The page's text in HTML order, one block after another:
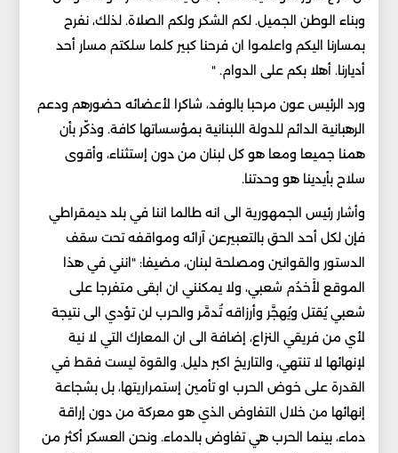
وبناء الوطن الجميل. لكم الشكر ولكم الصلاة. لذلك، نفرح
بمسارنا اليكم واعلموا ان فرحنا كبير كلما سلكتم مسار أحد
أديارنا. أهلا بكم على الدوام. "
ورد الرئيس عون مرحبا بالوفد، شاكرا لأعضائه حضورهم ودعم
الرهبانية الدائم للدولة اللبنانية بمؤسساتها كافة. وذكّر بأن
همنا جميعا ومعا هو كل لبنان من دون إستثناء، وأقوى
سلاح بأيدينا هو وحدتنا.
وأشار رئيس الجمهورية الى انه طالما اننا في بلد ديمقراطي
فإن لكل أحد الحق بالتعبيرعن آرائه ومواقفه تحت سقف
الدستور والقوانين ومصلحة لبنان، مضيفا: "انني في هذا
الموقع لأَخدُم شعبي، ولا يمكنني ان ابقى متفرجا على
شعبي يُقتل ويُهجَّر وأرزاقه تُدمَّر والحرب لن تؤدي الى نتيجة
لأي من فريقي النزاع، إضافة الى ان المعارك التي لا نية
لإنهائها لا تنتهي، والتاريخ اكبر دليل. والقوة ليست فقط في
القدرة على خوض الحرب او تأمين إستمراريتها، بل بشجاعة
إنهائها من خلال التفاوض الذي هو معركة من دون إراقة
دماء، بينما الحرب هي تفاوض بالدماء. ونحن العسكر أكثر من